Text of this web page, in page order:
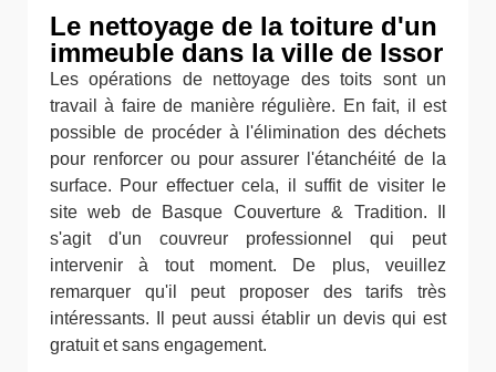
Le nettoyage de la toiture d'un
immeuble dans la ville de Issor
Les opérations de nettoyage des toits sont un
travail à faire de manière régulière. En fait, il est
possible de procéder à l'élimination des déchets
pour renforcer ou pour assurer l'étanchéité de la
surface. Pour effectuer cela, il suffit de visiter le
site web de Basque Couverture & Tradition. Il
s'agit d'un couvreur professionnel qui peut
intervenir à tout moment. De plus, veuillez
remarquer qu'il peut proposer des tarifs très
intéressants. Il peut aussi établir un devis qui est
gratuit et sans engagement.